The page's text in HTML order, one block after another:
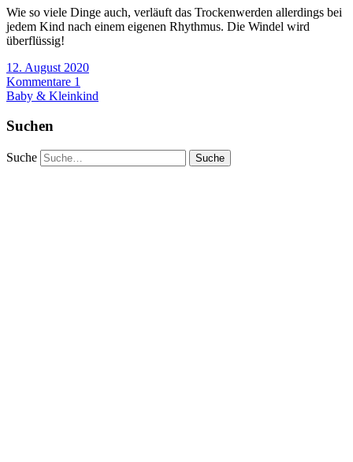
Wie so viele Dinge auch, verläuft das Trockenwerden allerdings bei
jedem Kind nach einem eigenen Rhythmus. Die Windel wird
überflüssig!
12. August 2020
Kommentare 1
Baby & Kleinkind
Suchen
Suche